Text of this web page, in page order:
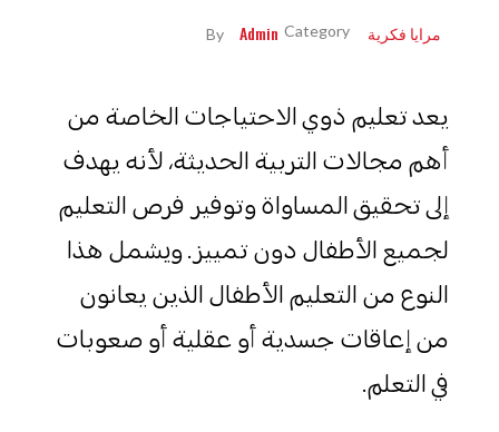
By Admin مرايا فكرية
يعد تعليم ذوي الاحتياجات الخاصة من
أهم مجالات التربية الحديثة، لأنه يهدف
إلى تحقيق المساواة وتوفير فرص التعليم
لجميع الأطفال دون تمييز. ويشمل هذا
النوع من التعليم الأطفال الذين يعانون
من إعاقات جسدية أو عقلية أو صعوبات
في التعلم.